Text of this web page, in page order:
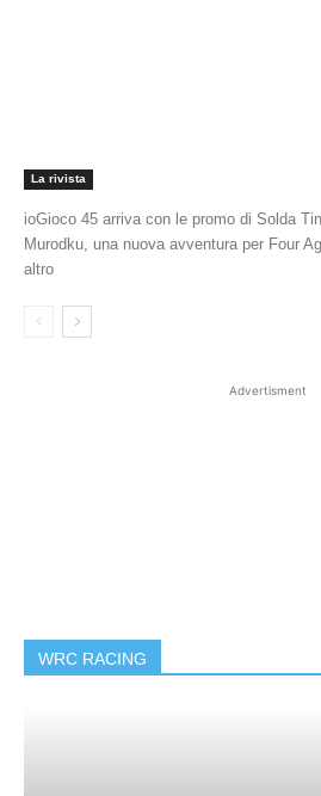
La rivista
ioGioco 45 arriva con le promo di Solda
Murodku, una nuova avventura per Four
altro
Advertisment
WRC RACING